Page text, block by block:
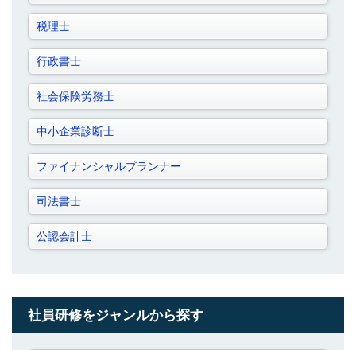
税理士
行政書士
社会保険労務士
中小企業診断士
ファイナンシャルプランナー
司法書士
公認会計士
社員研修をジャンルから探す